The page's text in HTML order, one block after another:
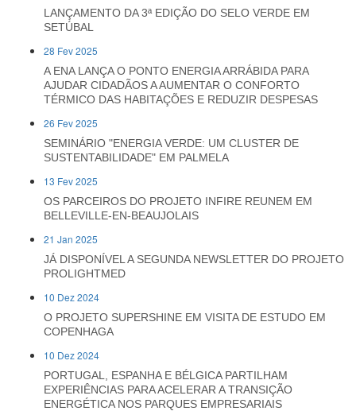
LANÇAMENTO DA 3ª EDIÇÃO DO SELO VERDE EM
SETÚBAL
28 Fev 2025
A ENA LANÇA O PONTO ENERGIA ARRÁBIDA PARA
AJUDAR CIDADÃOS A AUMENTAR O CONFORTO
TÉRMICO DAS HABITAÇÕES E REDUZIR DESPESAS
26 Fev 2025
SEMINÁRIO "ENERGIA VERDE: UM CLUSTER DE
SUSTENTABILIDADE" EM PALMELA
13 Fev 2025
OS PARCEIROS DO PROJETO INFIRE REUNEM EM
BELLEVILLE-EN-BEAUJOLAIS
21 Jan 2025
JÁ DISPONÍVEL A SEGUNDA NEWSLETTER DO PROJETO
PROLIGHTMED
10 Dez 2024
O PROJETO SUPERSHINE EM VISITA DE ESTUDO EM
COPENHAGA
10 Dez 2024
PORTUGAL, ESPANHA E BÉLGICA PARTILHAM
EXPERIÊNCIAS PARA ACELERAR A TRANSIÇÃO
ENERGÉTICA NOS PARQUES EMPRESARIAIS